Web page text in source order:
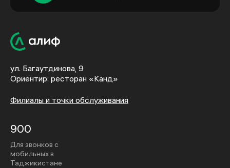
ул. Багаутдинова, 9
Ориентир: ресторан «Канд»
Филиалы и точки обслуживания
900
Для звонков с
мобильных в
Таджикистане